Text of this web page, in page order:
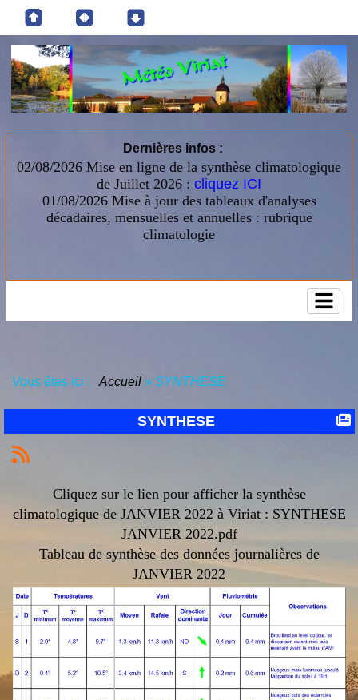
Dernières infos :
02/08/2026 Mise en ligne de la synthèse climatologique
de Juillet 2026 : cliquez ICI
01/08/2026 Mise à jour des tableaux d'analyses
décadaires, mensuelles et annuelles : rubrique
climatologie
Vous êtes ici : Accueil » SYNTHESE
SYNTHESE
Cliquez sur le lien pour afficher la synthèse
climatologique de JANVIER 2022 à Viriat : SYNTHESE
JANVIER 2022.pdf
Tableau de synthèse des données journalières de
JANVIER 2022